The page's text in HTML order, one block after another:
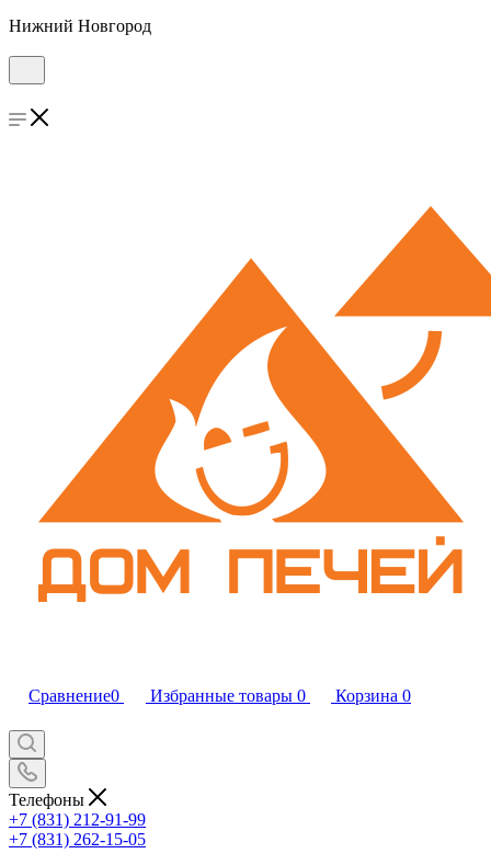
Нижний Новгород
Сравнение0 Избранные товары 0 Корзина 0
Телефоны
+7 (831) 212-91-99
+7 (831) 262-15-05